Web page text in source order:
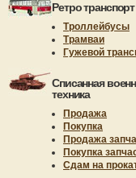
Ретро транспорт
Троллейбусы
Трамваи
Гужевой
Списанная
техника
Продажа
Покупка
Продажа
Покупка
Сдам на